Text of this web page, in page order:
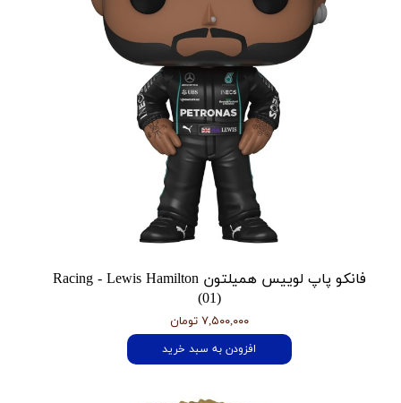
فانکو پاپ لوییس همیلتون Racing - Lewis Hamilton
(01)
۷,۵۰۰,۰۰۰ تومان
افزودن به سبد خرید